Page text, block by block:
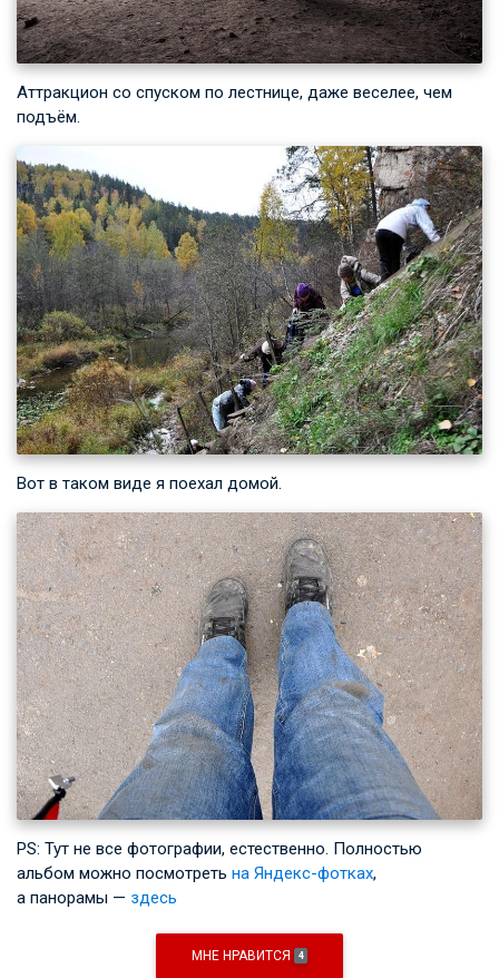
Аттракцион со спуском по лестнице, даже веселее, чем
подъём.
Вот в таком виде я поехал домой.
PS: Тут не все фотографии, естественно. Полностью
альбом можно посмотреть на Яндекс-фотках,
а панорамы — здесь
МНЕ НРАВИТСЯ 4